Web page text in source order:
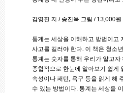
김영진 저 / 송진욱 그림 / 13,000원
통계는 세상을 이해하고 방법이고
사고를 길러야 한다. 이 책은 청소
통계는 숫자를 통해 우리가 알고
종합적으로 한눈에 알아보기 쉽게
속성이나 패턴, 욕구 등을 읽게 해
수 있는 방법이다. 통계는 세상을